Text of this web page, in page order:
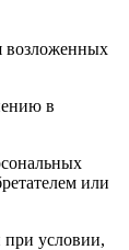
возложенных
в
или
при условии,